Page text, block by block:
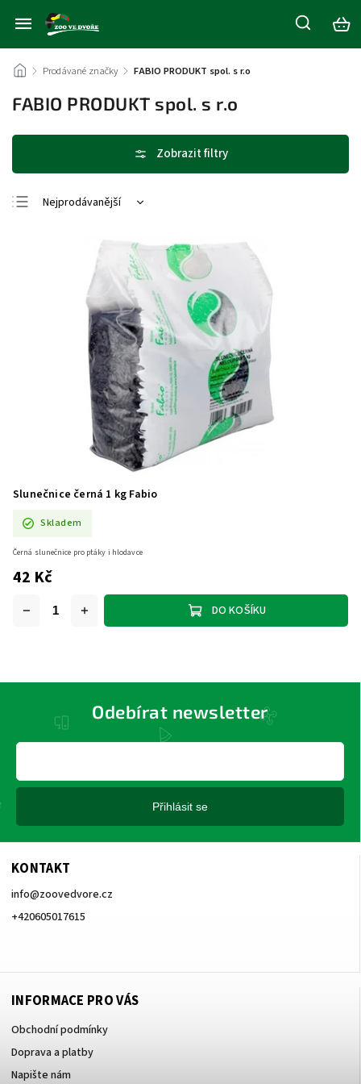
/ Prodávané značky / FABIO PRODUKT spol. s r.o
FABIO PRODUKT spol. s r.o
Nejprodávanější
Abecedně
Slunečnice černá 1 kg Fabio
Skladem
42 Kč
DO KOŠÍKU
Černá slunečnice pro ptáky i hlodavce
KONTAKT
info@zoovedvore.cz
+420605017615
INFORMACE PRO VÁS
Obchodní podmínky
Doprava a platby
Napište nám
Odebírat newsletter
Přihlásit se